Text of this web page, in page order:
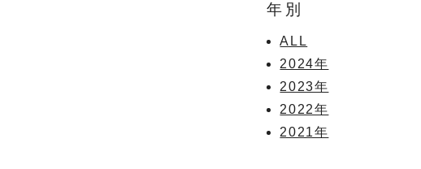
年別
ALL
2024年
2023年
2022年
2021年